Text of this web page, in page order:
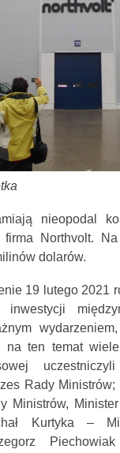
nieopodal
firma Northvolt.
dolarów.
19 lutego 2021
na ten temat
Rady Ministrów;
Ministrów,
Kurtyka –